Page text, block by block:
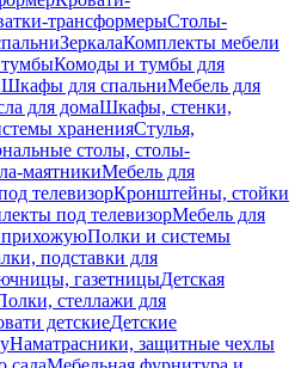
трансформерыСтолы-
ЗеркалаКомплекты мебели
Комоды и тумбы для
Шкафы для спальниМебель для
для домаШкафы, стенки,
храненияСтулья,
столы, столы-
маятникиМебель для
телевизорКронштейны, стойки
под телевизорМебель для
Полки и системы
подставки для
газетницыДетская
стеллажи для
детскиеДетские
Наматрасники, защитные чехлы